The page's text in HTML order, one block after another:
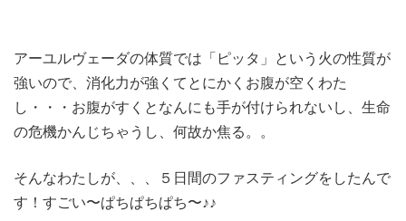
アーユルヴェーダの体質では「ピッタ」という火の性質が
強いので、消化力が強くてとにかくお腹が空くわた
し・・・お腹がすくとなんにも手が付けられないし、生命
の危機かんじちゃうし、何故か焦る。。
そんなわたしが、、、５日間のファスティングをしたんで
す！すごい〜ぱちぱちぱち〜♪♪